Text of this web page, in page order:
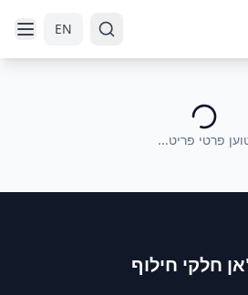
EN
פרטי פריט...
חלקי חילוף